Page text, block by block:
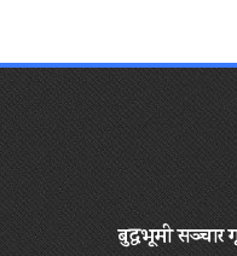
बुद्धभूमी सञ्चार